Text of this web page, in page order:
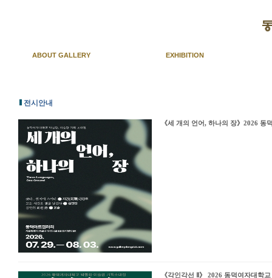
ABOUT GALLERY EXHIBITION
전시안내
《세 개의 언어, 하나의 장》2026 동
《각인각선 Ⅱ》 2026 동덕여자대학